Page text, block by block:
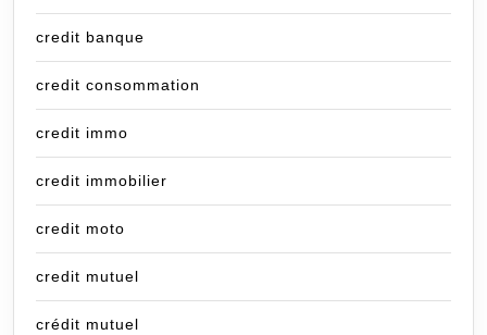
credit banque
credit consommation
credit immo
credit immobilier
credit moto
credit mutuel
crédit mutuel